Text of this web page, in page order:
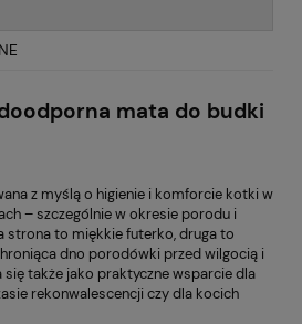
mata do budki
z myślą o higienie i komforcie kotki w
– szczególnie w okresie porodu i
strona to miękkie futerko, druga to
dno porodówki przed wilgocią i
się także jako praktyczne wsparcie dla
rekonwalescencji czy dla kocich